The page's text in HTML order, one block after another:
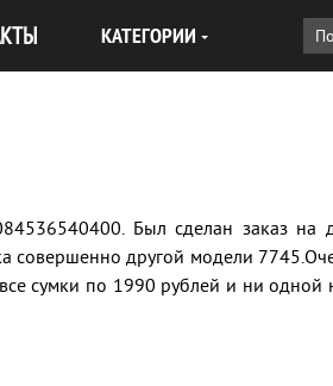
КАТЕГОРИИ
Был сделан заказ на
совершенно другой модели
сумки по 1990 рублей и ни одной